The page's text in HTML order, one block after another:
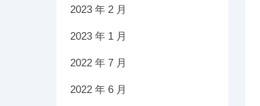
2023 年 2 月
2023 年 1 月
2022 年 7 月
2022 年 6 月